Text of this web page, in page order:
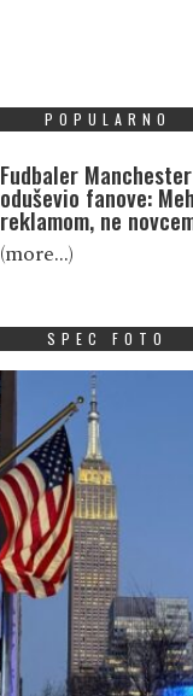
POPULARNO
Fudbaler
oduševio fanove:
reklamom, ne
(more…)
SPEC FOTO